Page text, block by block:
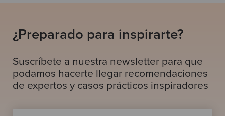
¿Preparado para inspirarte?
Suscríbete a nuestra newsletter para que
podamos hacerte llegar recomendaciones
de expertos y casos prácticos inspiradores